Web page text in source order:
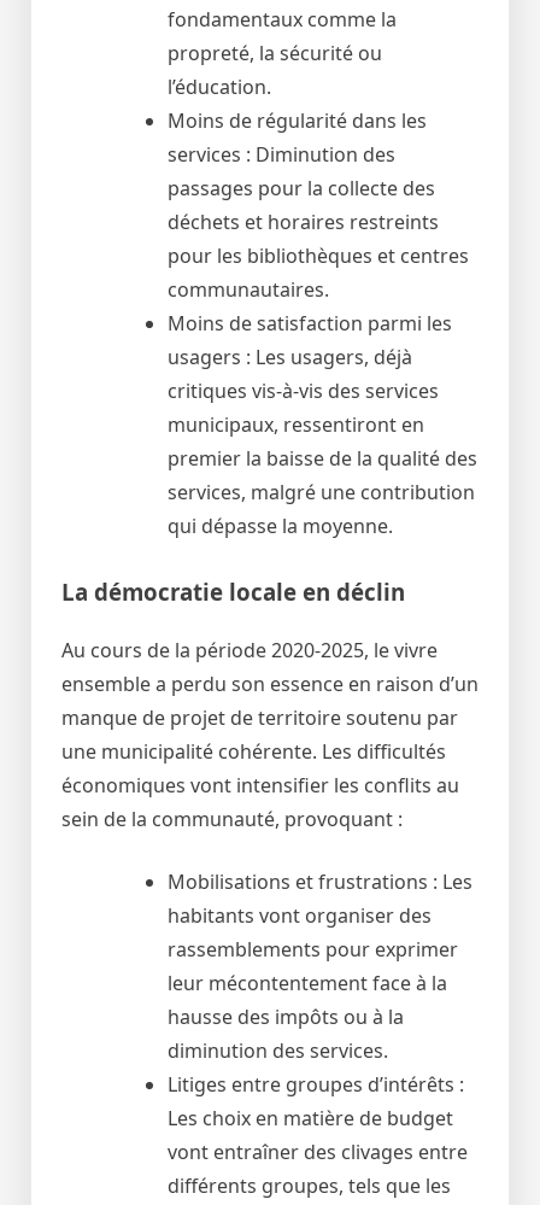
fondamentaux comme la
propreté, la sécurité ou
l’éducation.
Moins de régularité dans les
services : Diminution des
passages pour la collecte des
déchets et horaires restreints
pour les bibliothèques et centres
communautaires.
Moins de satisfaction parmi les
usagers : Les usagers, déjà
critiques vis-à-vis des services
municipaux, ressentiront en
premier la baisse de la qualité des
services, malgré une contribution
qui dépasse la moyenne.
La démocratie locale en déclin
Au cours de la période 2020-2025, le vivre
ensemble a perdu son essence en raison d’un
manque de projet de territoire soutenu par
une municipalité cohérente. Les difficultés
économiques vont intensifier les conflits au
sein de la communauté, provoquant :
Mobilisations et frustrations : Les
habitants vont organiser des
rassemblements pour exprimer
leur mécontentement face à la
hausse des impôts ou à la
diminution des services.
Litiges entre groupes d’intérêts :
Les choix en matière de budget
vont entraîner des clivages entre
différents groupes, tels que les